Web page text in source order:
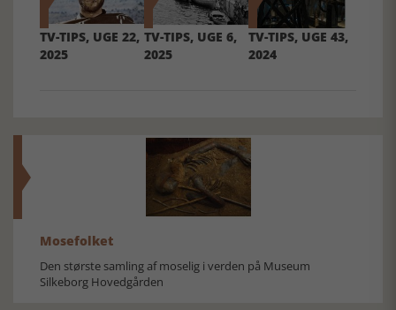
TV-TIPS, UGE 22,
2025
TV-TIPS, UGE 6,
2025
TV-TIPS, UGE 43,
2024
Mosefolket
Den største samling af moselig i verden på Museum
Silkeborg Hovedgården